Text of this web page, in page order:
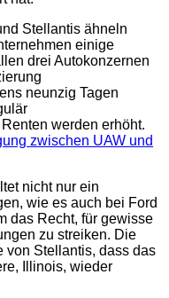
Stellantis ähneln
einige
drei Autokonzernen
neunzig Tagen
werden erhöht.
zwischen UAW und
nicht nur ein
wie es auch bei Ford
das Recht, für gewisse
zu streiken. Die
von Stellantis, dass das
Illinois, wieder